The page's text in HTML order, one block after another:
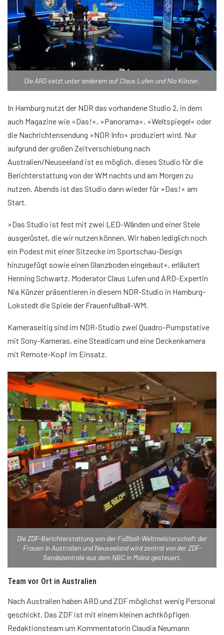
Die ARD setzt unter anderem auf Claus Lufen und Nia Künzer.
In Hamburg nutzt der NDR das vorhandene Studio 2, in dem
auch Magazine wie »Das!«, »Panorama«, »Weltspiegel« oder
die Nachrichtensendung »NDR Info« produziert wird. Nur
aufgrund der großen Zeitverschiebung nach
Australien/Neuseeland ist es möglich, dieses Studio für die
Berichterstattung von der WM nachts und am Morgen zu
nutzen. Abends ist das Studio dann wieder für »Das!« am
Start.
»Das Studio ist fest mit zwei LED-Wänden und einer Stele
ausgerüstet, die wir nutzen können. Wir haben lediglich noch
ein Podest mit einer Sitzecke im Sportschau-Design
hinzugefügt sowie einen Glanzboden eingebaut«, erläutert
Henning Schwartz. Moderator Claus Lufen und ARD-Expertin
Nia Künzer präsentieren in diesem NDR-Studio in Hamburg-
Lokstedt die Spiele der Frauenfußball-WM.
Kameraseitig sind im NDR-Studio zwei Quadro-Pumpstative
mit Sony-Kameras, eine Steadicam und eine Deckenkamera
mit Remote-Kopf im Einsatz.
Die ZDF-Berichterstattung von der Fußball-Weltmeisterschaft der
Frauen in Australien und Neuseeland wird zentral von der ZDF-
Sendezentrale aus dem NBC in Mainz gesteuert.
Team vor Ort in Australien
Nach Australien haben ARD und ZDF möglichst wenig Personal
geschickt. Das ZDF ist mit einem kleinen achtköpfigen
Redaktionsteam um Kommentatorin Claudia Neumann